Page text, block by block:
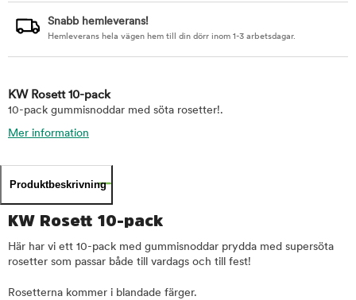
Snabb hemleverans!
Hemleverans hela vägen hem till din dörr inom 1-3 arbetsdagar.
KW Rosett 10-pack
10-pack gummisnoddar med söta rosetter!.
Mer information
Produktbeskrivning
KW Rosett 10-pack
Här har vi ett 10-pack med gummisnoddar prydda med supersöta
rosetter som passar både till vardags och till fest!
Rosetterna kommer i blandade färger.